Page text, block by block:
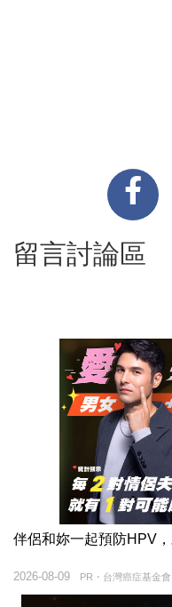
留言討論區
伴侶和妳一起預防HPV
PR・台灣癌症基金會
2026-08-09